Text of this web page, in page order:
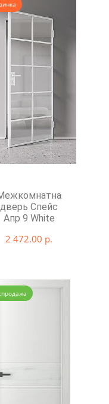
дверь Спейс
Апр 9 White
2 472.00 р.